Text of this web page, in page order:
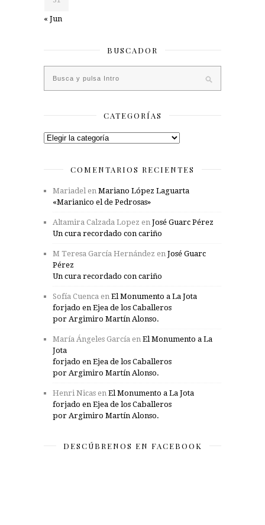
« Jun
BUSCADOR
CATEGORÍAS
Categorías
COMENTARIOS RECIENTES
Mariadel en Mariano López Laguarta
«Marianico el de Pedrosas»
Altamira Calzada Lopez en José Guarc Pérez
Un cura recordado con cariño
M Teresa García Hernández en José Guarc
Pérez
Un cura recordado con cariño
Sofía Cuenca en El Monumento a La Jota
forjado en Ejea de los Caballeros
por Argimiro Martín Alonso.
María Ángeles García en El Monumento a La
Jota
forjado en Ejea de los Caballeros
por Argimiro Martín Alonso.
Henri Nicas en El Monumento a La Jota
forjado en Ejea de los Caballeros
por Argimiro Martín Alonso.
DESCÚBRENOS EN FACEBOOK